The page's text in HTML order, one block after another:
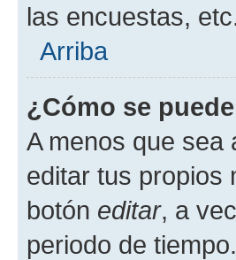
las encuestas,
Arriba
¿Cómo se
A menos que sea
editar tus propios
botón editar, a
periodo de